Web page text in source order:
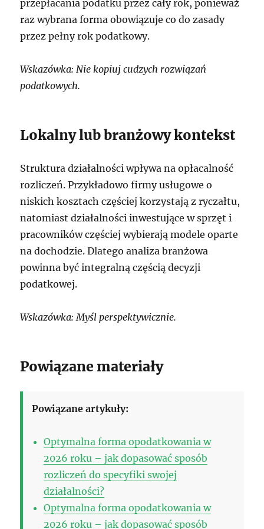
przepłacania podatku przez cały rok, ponieważ
raz wybrana forma obowiązuje co do zasady
przez pełny rok podatkowy.
Wskazówka: Nie kopiuj cudzych rozwiązań
podatkowych.
Lokalny lub branżowy kontekst
Struktura działalności wpływa na opłacalność
rozliczeń. Przykładowo firmy usługowe o
niskich kosztach częściej korzystają z ryczałtu,
natomiast działalności inwestujące w sprzęt i
pracowników częściej wybierają modele oparte
na dochodzie. Dlatego analiza branżowa
powinna być integralną częścią decyzji
podatkowej.
Wskazówka: Myśl perspektywicznie.
Powiązane materiały
Powiązane artykuły:
Optymalna forma opodatkowania w
2026 roku – jak dopasować sposób
rozliczeń do specyfiki swojej
działalności?
Optymalna forma opodatkowania w
2026 roku – jak dopasować sposób